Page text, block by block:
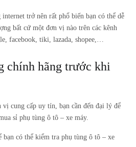
trở nên rất phổ biến bạn có thể dễ
bất cứ một đơn vị nào trên các kênh
facebook, tiki, lazada, shopee,…
chính hãng trước khi
vị cung cấp uy tín, bạn cần đến đại lý để
sỉ phụ tùng ô tô – xe máy.
có thể kiểm tra phụ tùng ô tô – xe